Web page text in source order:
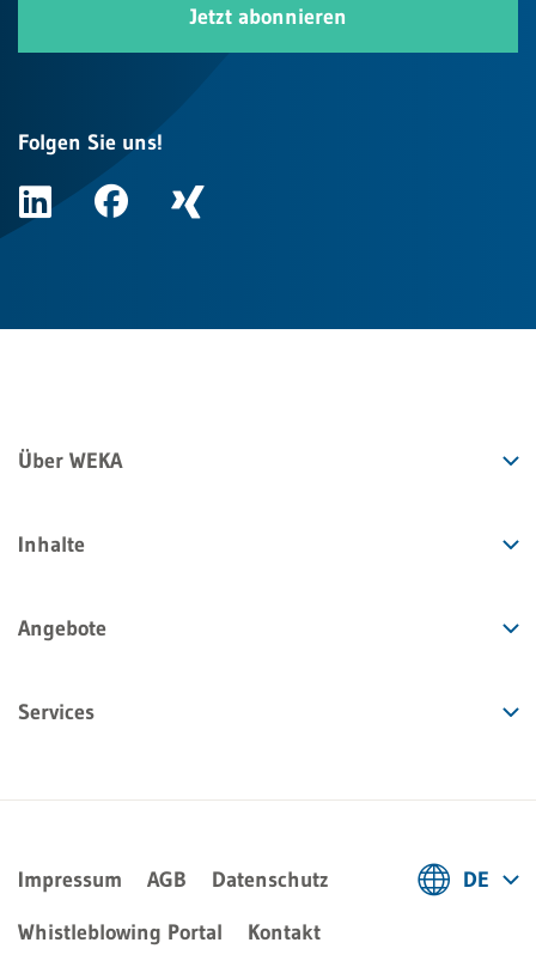
Jetzt abonnieren
Folgen Sie uns!
Über WEKA
Inhalte
Angebote
Services
Impressum AGB
Datenschutz
Whistleblowing Portal
Kontakt
DE